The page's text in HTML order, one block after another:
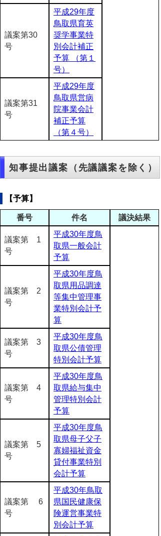
議案第30
号
平成29年度
鳥取県育英
奨学事業特
別会計補正
予算 （第１
号）
議案第31
号
平成29年度
鳥取県営病
院事業会計
補正予算
（第４号）
知事提出議案（先議議案を除く）
【予算】
番号 件名 議決結果
議案第 1
号
平成30年度鳥
取県一般会計
予算
議案第 2
号
平成30年度鳥
取県用品調達
等集中管理事
業特別会計予
算
議案第 3
号
平成30年度鳥
取県公債管理
特別会計予算
議案第 4
号
平成30年度鳥
取県給与集中
管理特別会計
予算
議案第 5
号
平成30年度鳥
取県母子父子
寡婦福祉資金
貸付事業特別
会計予算
議案第 6
号
平成30年鳥取
県国民健康保
険運営事業特
別会計予算